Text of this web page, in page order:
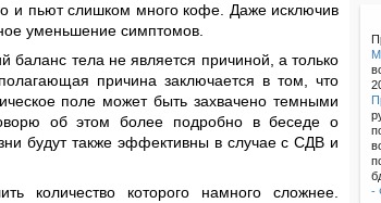
и пьют слишком много кофе. Даже исключив
уменьшение симптомов.
тела не является причиной, а только
причина заключается в том, что
поле может быть захвачено темными
об этом более подробно в беседе о
будут также эффективны в случае с СДВ и
количество которого намного сложнее.
-